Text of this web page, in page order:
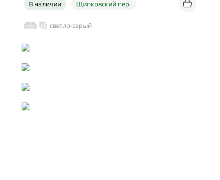
В наличии Щипковский пер.
светло-серый